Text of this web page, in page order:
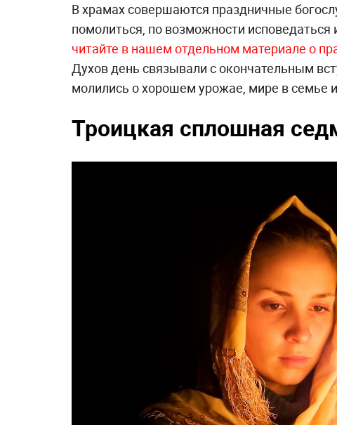
В храмах совершаются праздничные
помолиться, по возможности исповедаться
читайте в нашем отдельном материале о
Духов день связывали с окончательным
молились о хорошем урожае, мире в семье
Троицкая сплошная